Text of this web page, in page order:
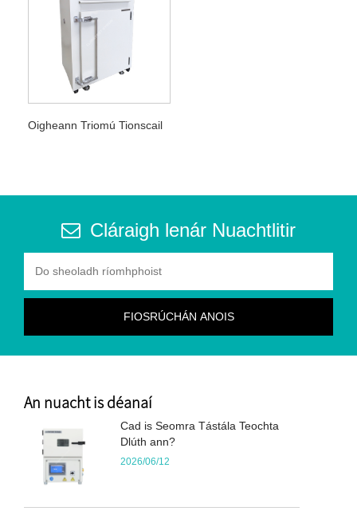
Oigheann Triomú Tionscail
Cláraigh lenár Nuachtlitir
An nuacht is déanaí
Cad is Seomra Tástála Teochta
Dlúth ann?
2026/06/12